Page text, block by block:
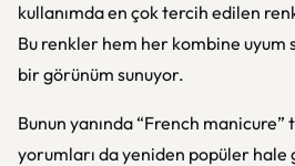
kullanımda en çok tercih edilen
Bu renkler hem her kombine uyum
bir görünüm sunuyor.
Bunun yanında “French manicure”
yorumları da yeniden popüler hale